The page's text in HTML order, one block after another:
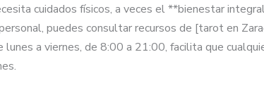
cuidados físicos, a veces el **bienestar
puedes consultar recursos de [tarot en
a viernes, de 8:00 a 21:00, facilita que